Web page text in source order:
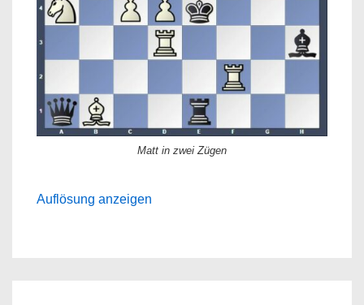
Matt in zwei Zügen
Auflösung anzeigen